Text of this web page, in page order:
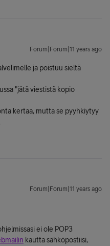
Forum|Forum|11 years ago
ja poistuu sieltä
"jätä viestistä kopio
kertaa, mutta se pyyhkiytyy
Forum|Forum|11 years ago
ei ole POP3
kautta sähköpostiisi,